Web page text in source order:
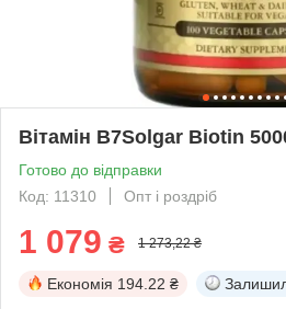
Вітамін В7Solgar Biotin
Готово до відправки
Код: 11310
Опт і роздріб
1 079 ₴ 1 273,22 ₴
Економія 194.22 ₴